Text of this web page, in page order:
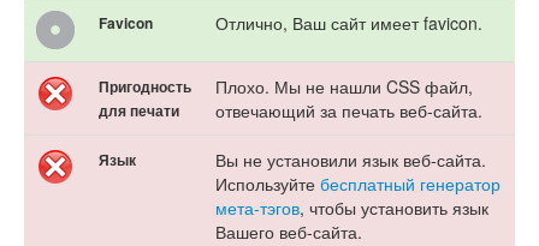
Favicon Отлично, Ваш сайт имеет favicon.
Пригодность
для печати
Плохо. Мы не нашли CSS файл,
отвечающий за печать веб-сайта.
Язык
Вы не установили язык веб-сайта.
Используйте бесплатный генератор
мета-тэгов, чтобы установить язык
Вашего веб-сайта.